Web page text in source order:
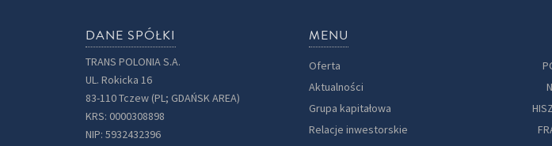
DANE SPÓŁKI
TRANS POLONIA S.A.
UL. Rokicka 16
83-110 Tczew (PL; GDAŃSK AREA)
KRS: 0000308898
NIP: 5932432396
MENU
Oferta
Aktualności
Grupa kapitałowa
Relacje inwestorskie